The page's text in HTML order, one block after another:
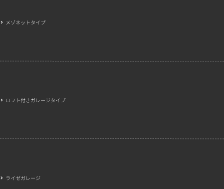
メゾネットタイプ
ロフト付きガレージタイプ
ライゼガレージ